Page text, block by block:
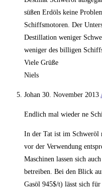
süßen Erdöls keine
Schiffsmotoren. Der
Destillation weniger
weniger des billigen
Viele Grüße
Niels
Johan 30. November 2013
Endlich mal wieder ne
In der Tat ist im Schweröl
vor der Verwendung
Maschinen lassen sich
betreiben. Bei den Blick
Gasöl 945$/t) lässt sich